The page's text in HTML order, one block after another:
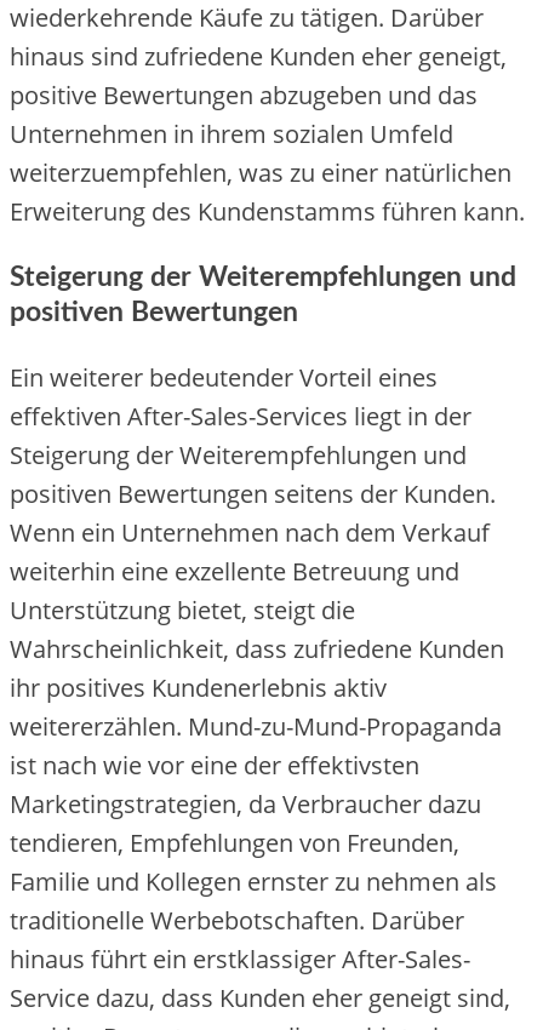
wiederkehrende Käufe zu tätigen. Darüber
hinaus sind zufriedene Kunden eher geneigt,
positive Bewertungen abzugeben und das
Unternehmen in ihrem sozialen Umfeld
weiterzuempfehlen, was zu einer natürlichen
Erweiterung des Kundenstamms führen kann.
Steigerung der Weiterempfehlungen und
positiven Bewertungen
Ein weiterer bedeutender Vorteil eines
effektiven After-Sales-Services liegt in der
Steigerung der Weiterempfehlungen und
positiven Bewertungen seitens der Kunden.
Wenn ein Unternehmen nach dem Verkauf
weiterhin eine exzellente Betreuung und
Unterstützung bietet, steigt die
Wahrscheinlichkeit, dass zufriedene Kunden
ihr positives Kundenerlebnis aktiv
weitererzählen. Mund-zu-Mund-Propaganda
ist nach wie vor eine der effektivsten
Marketingstrategien, da Verbraucher dazu
tendieren, Empfehlungen von Freunden,
Familie und Kollegen ernster zu nehmen als
traditionelle Werbebotschaften. Darüber
hinaus führt ein erstklassiger After-Sales-
Service dazu, dass Kunden eher geneigt sind,